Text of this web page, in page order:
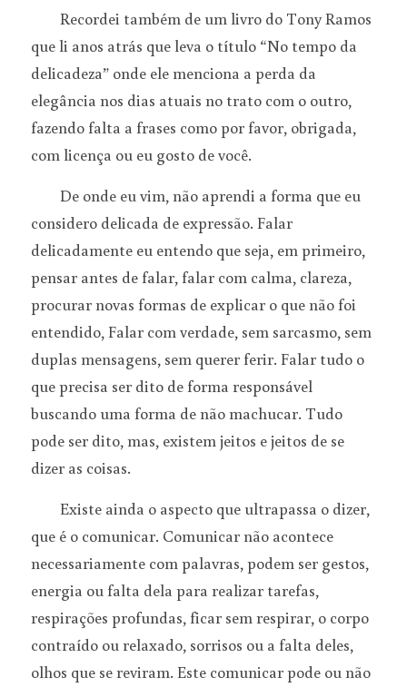
que li anos atrás que leva o título “No tempo da
delicadeza” onde ele menciona a perda da
elegância nos dias atuais no trato com o outro,
fazendo falta a frases como por favor, obrigada,
com licença ou eu gosto de você.
considero delicada de expressão. Falar
delicadamente eu entendo que seja, em primeiro,
pensar antes de falar, falar com calma, clareza,
procurar novas formas de explicar o que não foi
entendido, Falar com verdade, sem sarcasmo, sem
duplas mensagens, sem querer ferir. Falar tudo o
que precisa ser dito de forma responsável
buscando uma forma de não machucar. Tudo
pode ser dito, mas, existem jeitos e jeitos de se
dizer as coisas.
que é o comunicar. Comunicar não acontece
necessariamente com palavras, podem ser gestos,
energia ou falta dela para realizar tarefas,
respirações profundas, ficar sem respirar, o corpo
contraído ou relaxado, sorrisos ou a falta deles,
olhos que se reviram. Este comunicar pode ou não